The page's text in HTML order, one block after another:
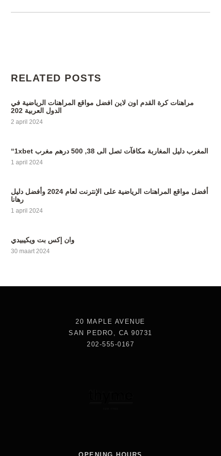
RELATED POSTS
مراهنات كرة القدم اون لاين افضل مواقع المراهنات الرياضية في
الدول العربية 202
2 april 2024
“1xbet المغرب دليل المغاربة مكافآت تصل الى 38, 500 درهم مغرب
1 april 2024
أفضل مواقع المراهنات الرياضية على الإنترنت لعام 2024 وأفضل دليل
رهانا
1 april 2024
وان إكس بت ويكيبيدي
30 maart 2024
20 MAPLE AVENUE
SAN PEDRO, CA 90731
202-555-0167